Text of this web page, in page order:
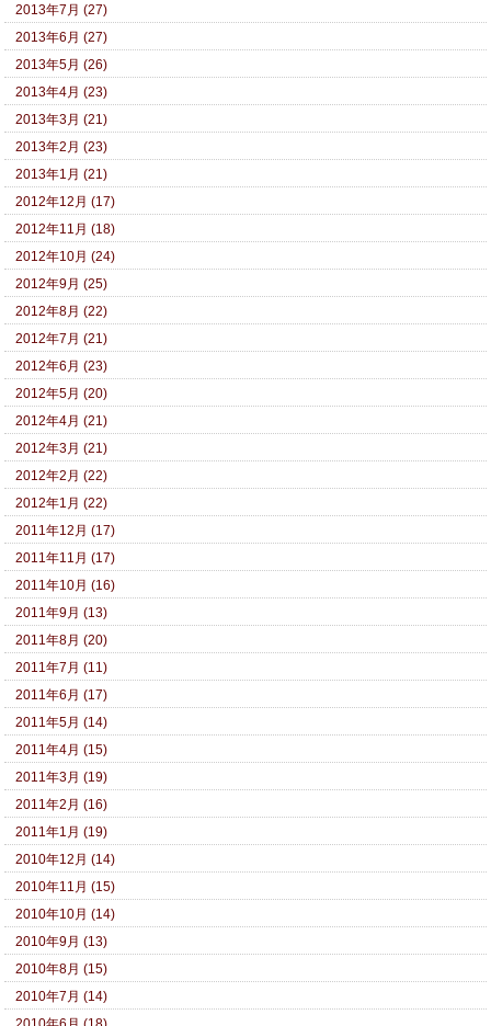
2013年7月 (27)
2013年6月 (27)
2013年5月 (26)
2013年4月 (23)
2013年3月 (21)
2013年2月 (23)
2013年1月 (21)
2012年12月 (17)
2012年11月 (18)
2012年10月 (24)
2012年9月 (25)
2012年8月 (22)
2012年7月 (21)
2012年6月 (23)
2012年5月 (20)
2012年4月 (21)
2012年3月 (21)
2012年2月 (22)
2012年1月 (22)
2011年12月 (17)
2011年11月 (17)
2011年10月 (16)
2011年9月 (13)
2011年8月 (20)
2011年7月 (11)
2011年6月 (17)
2011年5月 (14)
2011年4月 (15)
2011年3月 (19)
2011年2月 (16)
2011年1月 (19)
2010年12月 (14)
2010年11月 (15)
2010年10月 (14)
2010年9月 (13)
2010年8月 (15)
2010年7月 (14)